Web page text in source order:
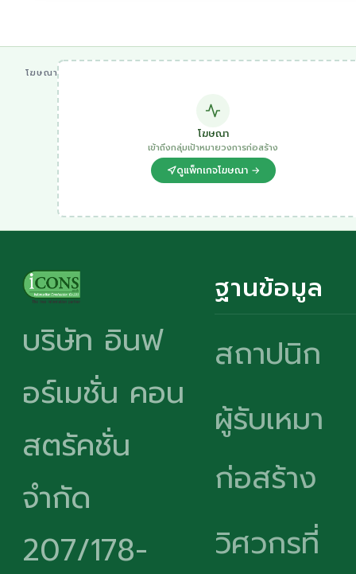
โฆษณา
โฆษณา
เข้าถึงกลุ่มเป้าหมายวงการก่อสร้าง
ดูแพ็กเกจโฆษณา →
บริษัท อินฟ
อร์เมชั่น คอน
สตรัคชั่น
จำกัด
207/178-
ฐานข้อมูล
สถาปนิก
ผู้รับเหมา
ก่อสร้าง
วิศวกรที่